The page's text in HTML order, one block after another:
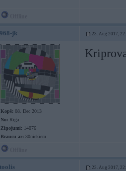
968-jk 23. Aug 2017,
Kopš: 08. Dec 2013
No: Rīga
Ziņojumi: 14076
Braucu ar: 30niekiem
toolis 23. Aug 2017,